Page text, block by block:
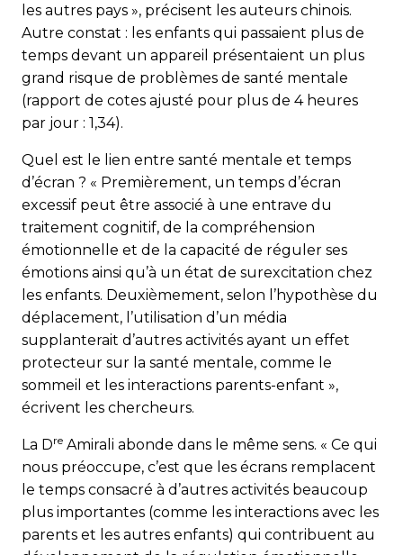
les autres pays », précisent les auteurs chinois.
Autre constat : les enfants qui passaient plus de
temps devant un appareil présentaient un plus
grand risque de problèmes de santé mentale
(rapport de cotes ajusté pour plus de 4 heures
par jour : 1,34).
Quel est le lien entre santé mentale et temps
d’écran ? « Premièrement, un temps d’écran
excessif peut être associé à une entrave du
traitement cognitif, de la compréhension
émotionnelle et de la capacité de réguler ses
émotions ainsi qu’à un état de surexcitation chez
les enfants. Deuxièmement, selon l’hypothèse du
déplacement, l’utilisation d’un média
supplanterait d’autres activités ayant un effet
protecteur sur la santé mentale, comme le
sommeil et les interactions parents-enfant »,
écrivent les chercheurs.
La Dre Amirali abonde dans le même sens. « Ce qui
nous préoccupe, c’est que les écrans remplacent
le temps consacré à d’autres activités beaucoup
plus importantes (comme les interactions avec les
parents et les autres enfants) qui contribuent au